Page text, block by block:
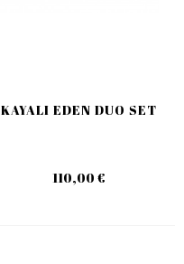
KAYALI EDEN DUO SET
110,00 €